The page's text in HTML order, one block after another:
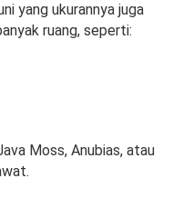
yang ukurannya juga
ruang, seperti:
Moss, Anubias, atau